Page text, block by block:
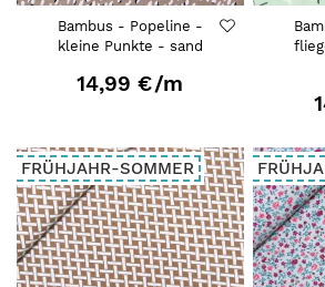
Bambus - Popeline -
kleine Punkte - sand
14,99 €/m
FRÜHJAHR-SOMMER